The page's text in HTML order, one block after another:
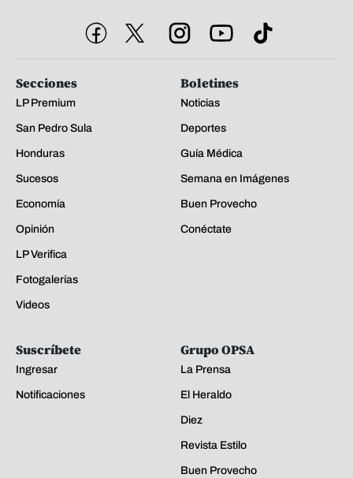
Secciones
LP Premium
San Pedro Sula
Honduras
Sucesos
Economía
Opinión
LP Verifica
Fotogalerías
Videos
Boletines
Noticias
Deportes
Guía Médica
Semana en Imágenes
Buen Provecho
Conéctate
Suscríbete
Ingresar
Notificaciones
Grupo OPSA
La Prensa
El Heraldo
Diez
Revista Estilo
Buen Provecho